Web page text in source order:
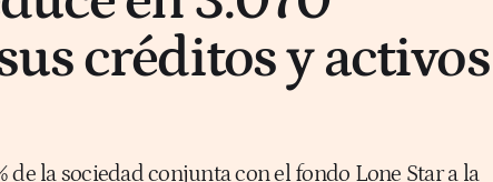
créditos y activos
de la sociedad conjunta con el fondo Lone Star a la